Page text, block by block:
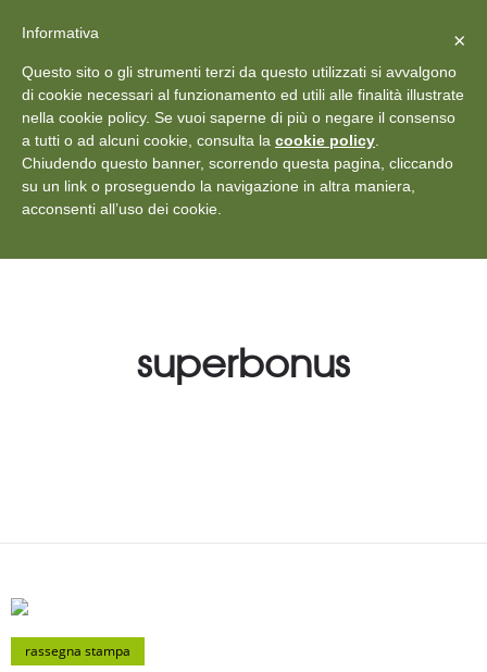
+39 011 18867102 info@aceper.it Statuto
Aceper
superbonus
rassegna stampa
Vedi: Protezione dei dati personali ×
Informativa
Questo sito o gli strumenti terzi da questo utilizzati si avvalgono
di cookie necessari al funzionamento ed utili alle finalità illustrate
nella cookie policy. Se vuoi saperne di più o negare il consenso
a tutti o ad alcuni cookie, consulta la cookie policy
Chiudendo questo banner, scorrendo questa pagina, cliccando
su un link o proseguendo la navigazione in altra maniera,
acconsenti all’uso dei cookie.